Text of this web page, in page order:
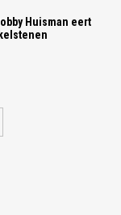
Huisman eert